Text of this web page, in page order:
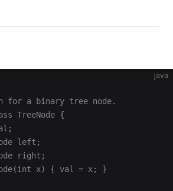
java
for a binary tree node.
TreeNode {
left;
right;
x) { val = x; }